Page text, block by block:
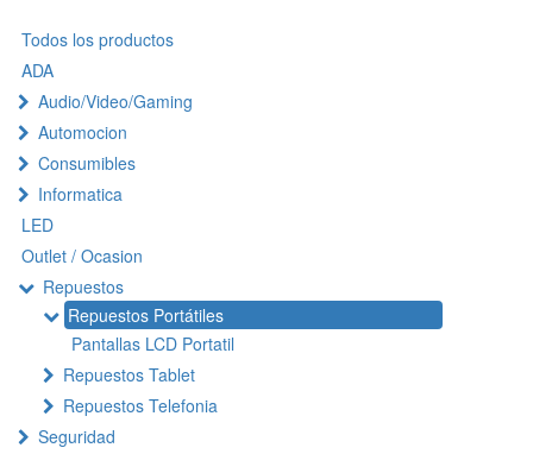
Todos los productos
ADA
Audio/Video/Gaming
Automocion
Consumibles
Informatica
LED
Outlet / Ocasion
Repuestos
Repuestos Portátiles
Pantallas LCD Portatil
Repuestos Tablet
Repuestos Telefonia
Seguridad